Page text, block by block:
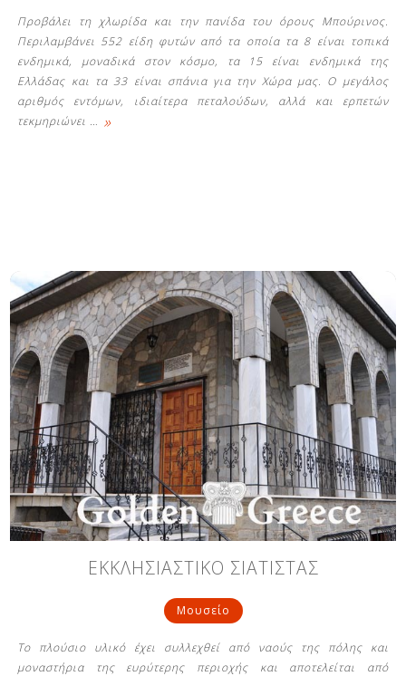
Προβάλει τη χλωρίδα και την πανίδα του όρους Μπούρινος.
Περιλαμβάνει 552 είδη φυτών από τα οποία τα 8 είναι τοπικά
ενδημικά, μοναδικά στον κόσμο, τα 15 είναι ενδημικά της
Ελλάδας και τα 33 είναι σπάνια για την Χώρα μας. Ο μεγάλος
αριθμός εντόμων, ιδιαίτερα πεταλούδων, αλλά και ερπετών
τεκμηριώνει … »
ΕΚΚΛΗΣΙΑΣΤΙΚΟ ΣΙΑΤΙΣΤΑΣ
Μουσείο
Το πλούσιο υλικό έχει συλλεχθεί από ναούς της πόλης και
μοναστήρια της ευρύτερης περιοχής και αποτελείται από